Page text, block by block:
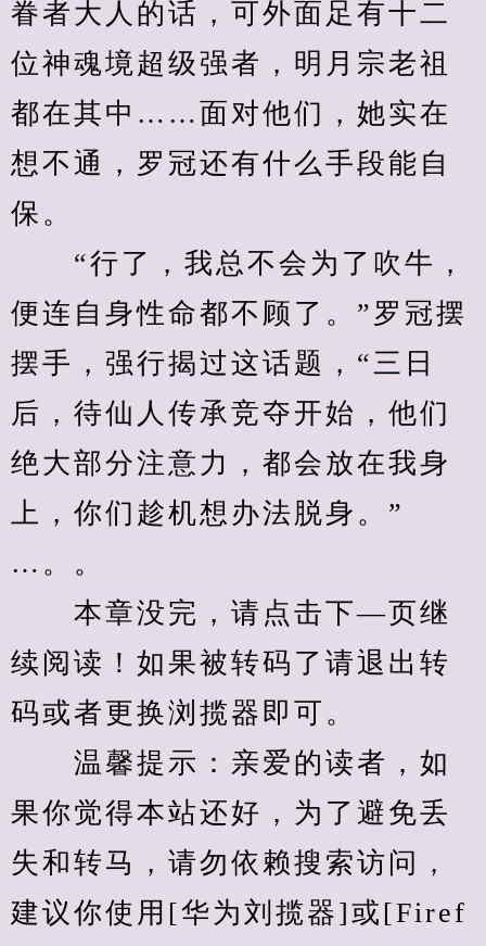
眷者大人的话，可外面足有十二
位神魂境超级强者，明月宗老祖
都在其中……面对他们，她实在
想不通，罗冠还有什么手段能自
保。
“行了，我总不会为了吹牛，
便连自身性命都不顾了。”罗冠摆
摆手，强行揭过这话题，“三日
后，待仙人传承竞夺开始，他们
绝大部分注意力，都会放在我身
上，你们趁机想办法脱身。”
…。。
本章没完，请点击下—页继
续阅读！如果被转码了请退出转
码或者更换浏揽器即可。
温馨提示：亲爱的读者，如
果你觉得本站还好，为了避免丢
失和转马，请勿依赖搜索访问，
建议你使用[华为刘揽器]或[Firef